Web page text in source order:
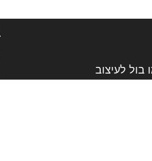
בול לעיצוב